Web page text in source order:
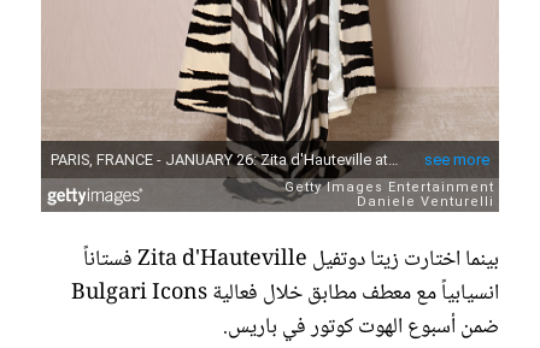
بينما اختارت زيتا دوتفيل Zita d'Hauteville فستاناً
انسيابياً مع معطف مطابق خلال فعالية Bulgari Icons
ضمن أسبوع الهوت كوتور في باريس.